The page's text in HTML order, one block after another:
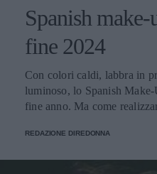
Spanish
fine 2024
Con colori caldi, labbra in
luminoso, lo Spanish
fine anno. Ma come
REDAZIONE DIREDONNA